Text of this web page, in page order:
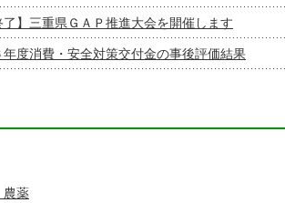
了】三重県ＧＡＰ推進大会を開催します
年度消費・安全対策交付金の事後評価結果
薬